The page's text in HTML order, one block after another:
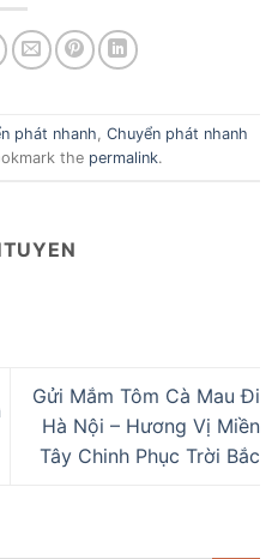
phát nhanh, Chuyển phát nhanh
the permalink.
Gửi Mắm Tôm Cà Mau Đi
Hà Nội – Hương Vị Miền
Tây Chinh Phục Trời Bắc